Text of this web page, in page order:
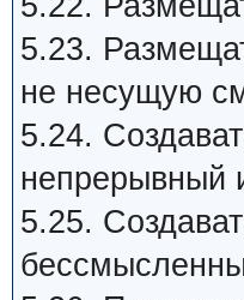
5.23.
не несущую
5.24.
непрерывный
5.25.